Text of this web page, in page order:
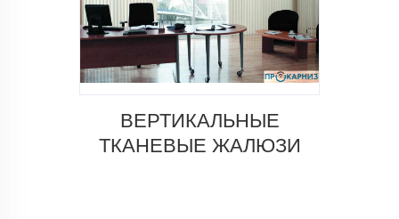
ВЕРТИКАЛЬНЫЕ
ТКАНЕВЫЕ ЖАЛЮЗИ